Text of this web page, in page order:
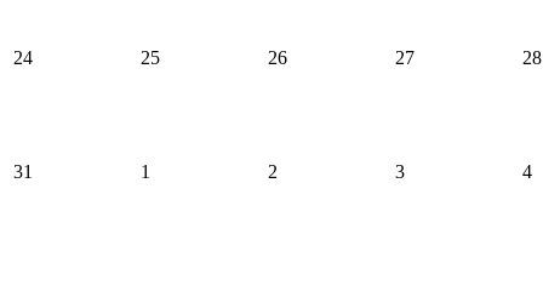
24 25 26 27 28
31 1 2 3 4